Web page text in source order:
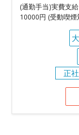
(通勤手当)実費支
10000円 (受動喫
正